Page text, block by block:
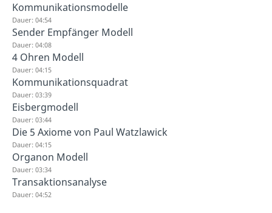
Kommunikationsmodelle
Dauer: 04:54
Sender Empfänger Modell
Dauer: 04:08
4 Ohren Modell
Dauer: 04:15
Kommunikationsquadrat
Dauer: 03:39
Eisbergmodell
Dauer: 03:44
Die 5 Axiome von Paul Watzlawick
Dauer: 04:15
Organon Modell
Dauer: 03:34
Transaktionsanalyse
Dauer: 04:52